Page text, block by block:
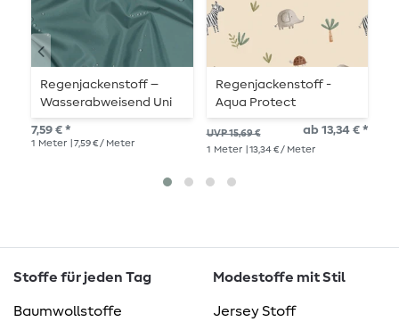
Regenjackenstoff –
Wasserabweisend Uni
Dusty Mint
7,59 € *
1 Meter | 7,59 € / Meter
Regenjackenstoff -
Aqua Protect
Digitaldruck Wilde Tiere
Beige
UVP 15,69 € ab 13,34 € *
1 Meter | 13,34 € / Meter
Stoffe für jeden Tag
Baumwollstoffe
Modestoffe mit Stil
Jersey Stoff